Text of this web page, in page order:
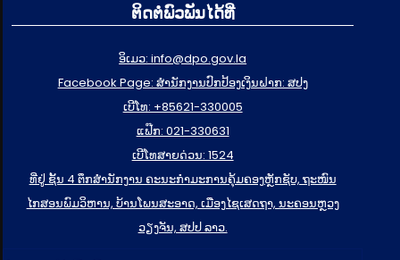
ຕິດຕໍ່ພົວພັນໄດ້ທີ່
ອິເມວ: info@dpo.gov.la
Facebook Page: ສໍານັກງານປົກປ້ອງເງິນຝາກ: ສປງ
ເບີໂທ: +85621-330005
ແຟ໊ກ: 021-330631
ເບີໂທສາຍດ່ວນ: 1524
ທີ່ຢູ່ ຊັ້ນ 4 ຕຶກສຳນັກງານ ຄະນະກຳມະການຄຸ້ມຄອງຫຼັກຊັບ, ຖະໜົນ
ໄກສອນພົມວິຫານ, ບ້ານໂພນສະອາດ, ເມືອງໄຊເສດຖາ, ນະຄອນຫຼວງ
ວຽງຈັນ, ສປປ ລາວ.